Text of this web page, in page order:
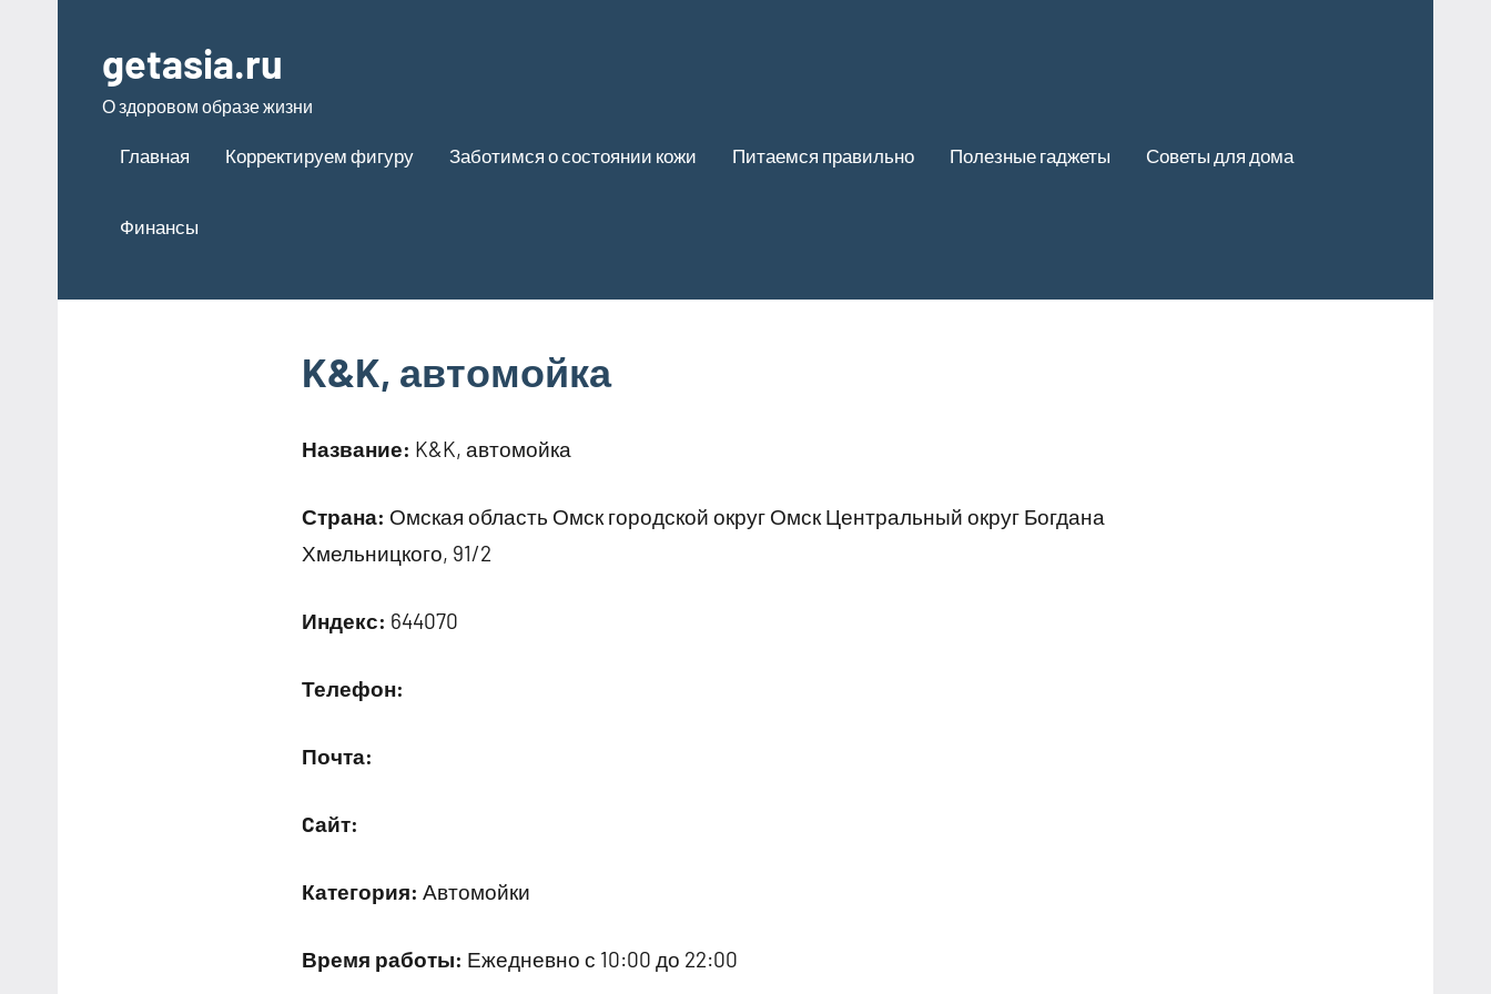
содержимому
getasia.ru
О здоровом образе жизни
Главная Корректируем фигуру Заботимся о состоянии кожи Питаемся правильно Полезные гаджеты Советы для дома
Финансы
K&K, автомойка
Название: K&K, автомойка
Страна: Омская область Омск городской округ Омск Центральный округ Богдана
Хмельницкого, 91/2
Индекс: 644070
Телефон:
Почта:
Cайт:
Категория: Автомойки
Время работы: Ежедневно с 10:00 до 22:00